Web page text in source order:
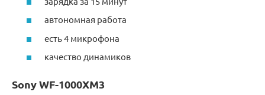
автономная работа
есть 4 микрофона
качество динамиков
Sony WF-1000XM3